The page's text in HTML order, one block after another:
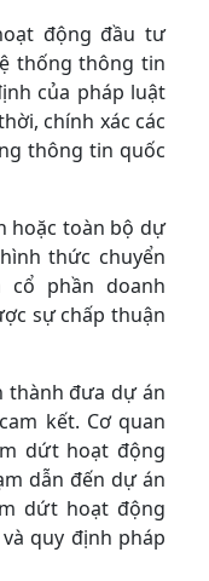
động đầu tư
thống thông tin
của pháp luật
chính xác các
thông tin quốc
hoặc toàn bộ dự
thức chuyển
phần doanh
sự chấp thuận
thành đưa dự án
kết. Cơ quan
dứt hoạt động
dẫn đến dự án
dứt hoạt động
quy định pháp